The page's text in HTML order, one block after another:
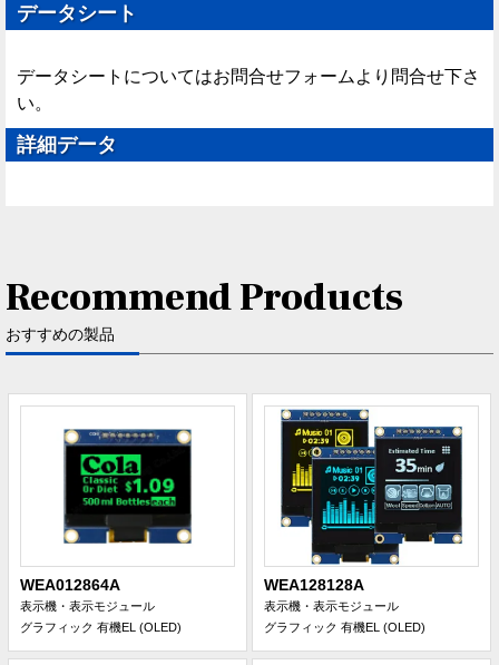
データシート
データシートについてはお問合せフォームより問合せ下さ
い。
詳細データ
Recommend Products
おすすめの製品
WEA012864A
表示機・表示モジュール
グラフィック 有機EL (OLED)
WEA128128A
表示機・表示モジュール
グラフィック 有機EL (OLED)